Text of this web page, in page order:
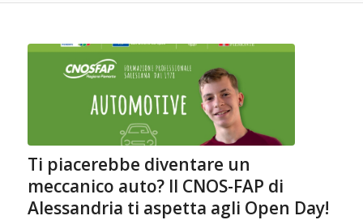
Ti piacerebbe diventare un
meccanico auto? Il CNOS-FAP di
Alessandria ti aspetta agli Open Day!